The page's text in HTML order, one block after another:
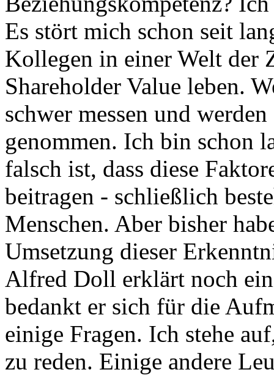
Es stört mich schon seit
Kollegen in einer Welt der
Shareholder Value leben.
schwer messen und
genommen. Ich bin schon
falsch ist, dass diese
beitragen - schließlich
Menschen. Aber bisher
Umsetzung dieser
Alfred Doll erklärt noch
bedankt er sich für die
einige Fragen. Ich stehe
zu reden. Einige andere